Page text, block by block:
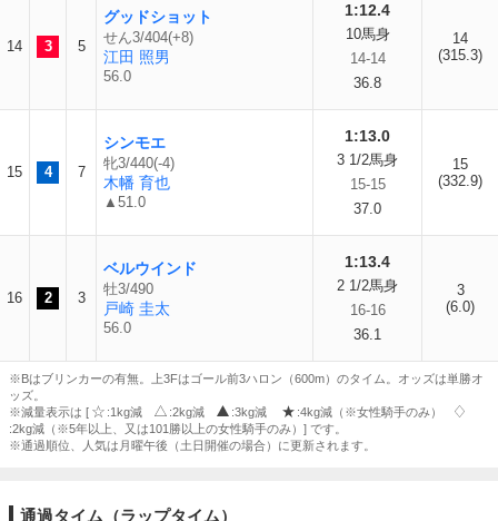
14 3 5
グッドショット
せん3/404(+8)
江田 照男
56.0
1:12.4
10馬身
14-14
36.8
14
(315.3)
15 4 7
シンモエ
牝3/440(-4)
木幡 育也
▲51.0
1:13.0
3 1/2馬身
15-15
37.0
15
(332.9)
16 2 3
ベルウインド
牡3/490
戸崎 圭太
56.0
1:13.4
2 1/2馬身
16-16
36.1
3
(6.0)
※Bはブリンカーの有無。上3Fはゴール前3ハロン（600m）のタイム。オッズは単勝オ
ッズ。
※減量表示は [
:1kg減 :2kg減 :3kg減
:4kg減（※女性騎手のみ）
:2kg減（※5年以上、又は101勝以上の女性騎手のみ）] です。
※通過順位、人気は月曜午後（土日開催の場合）に更新されます。
通過タイム（ラップタイム）